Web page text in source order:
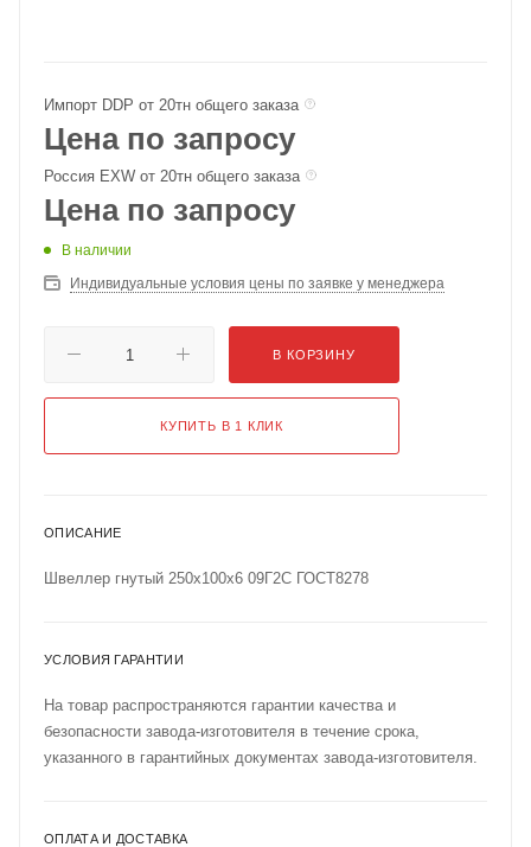
Импорт DDP от 20тн общего заказа
Цена по запросу
Россия EXW от 20тн общего заказа
Цена по запросу
В наличии
Индивидуальные условия цены по заявке у менеджера
В КОРЗИНУ
КУПИТЬ В 1 КЛИК
ОПИСАНИЕ
Швеллер гнутый 250х100х6 09Г2С ГОСТ8278
УСЛОВИЯ ГАРАНТИИ
На товар распространяются гарантии качества и
безопасности завода-изготовителя в течение срока,
указанного в гарантийных документах завода-изготовителя.
ОПЛАТА И ДОСТАВКА